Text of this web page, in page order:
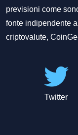
previsioni come
fonte indipendente
criptovalute,
Twitter